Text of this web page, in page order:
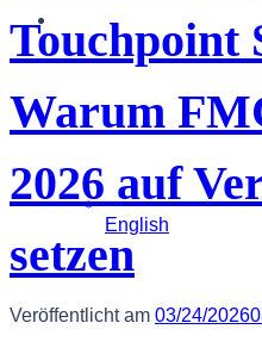
Deutsch
English
Touchpoint
Warum
2026 auf
setzen
Veröffentlicht am 03/24/2026